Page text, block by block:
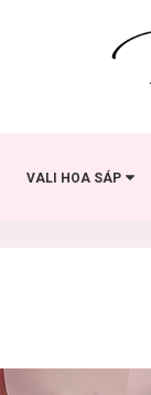
VALI HOA SÁP